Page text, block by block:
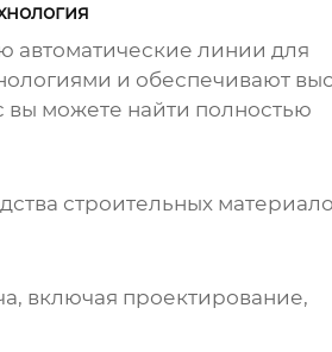
автоматические линии для
и обеспечивают
вы можете найти полностью
строительных
включая проектирование,